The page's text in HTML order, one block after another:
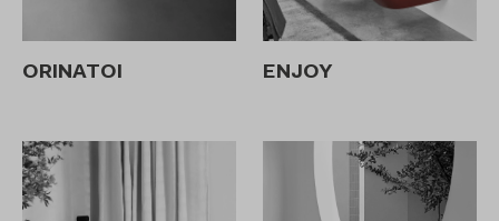
ORINATOI ENJOY